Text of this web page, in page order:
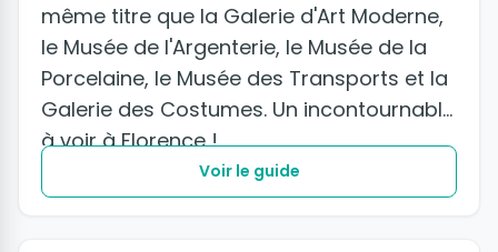
même titre que la Galerie d'Art Moderne,
le Musée de l'Argenterie, le Musée de la
Porcelaine, le Musée des Transports et la
Galerie des Costumes. Un incontournable
à voir à Florence !
Voir le guide